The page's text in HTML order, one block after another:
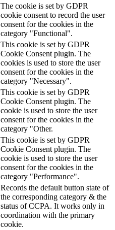
The cookie is set by GDPR
cookie consent to record the user
consent for the cookies in the
category "Functional".
This cookie is set by GDPR
Cookie Consent plugin. The
cookies is used to store the user
consent for the cookies in the
category "Necessary".
This cookie is set by GDPR
Cookie Consent plugin. The
cookie is used to store the user
consent for the cookies in the
category "Other.
This cookie is set by GDPR
Cookie Consent plugin. The
cookie is used to store the user
consent for the cookies in the
category "Performance".
Records the default button state of
the corresponding category & the
status of CCPA. It works only in
coordination with the primary
cookie.